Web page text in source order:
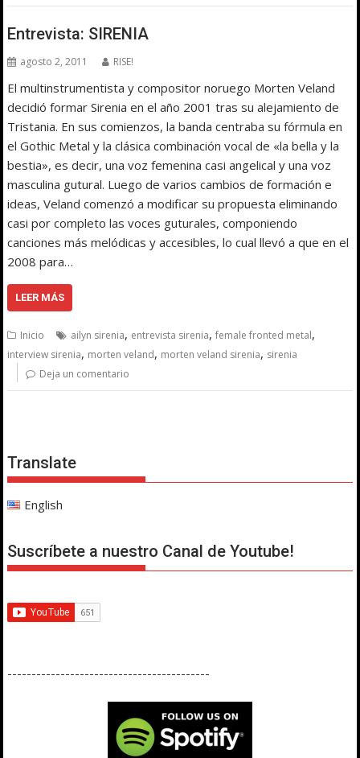
Entrevista: SIRENIA
agosto 2, 2011 RISE!
El multinstrumentista y compositor noruego Morten Veland
decidió formar Sirenia en el año 2001 tras su alejamiento de
Tristania. En sus comienzos, la banda centraba su fórmula en
el Gothic Metal y la clásica combinación vocal de «la bella y la
bestia», es decir, una voz femenina casi angelical y una voz
masculina gutural. Luego de varios cambios de formación e
ideas, Veland comenzó a modificar su propuesta eliminando
casi por completo las voces guturales, componiendo
canciones más melódicas y accesibles, lo cual llevó a que en el
2008 para…
LEER MÁS
Inicio ailyn sirenia, entrevista sirenia,female fronted metal,
interview sirenia, morten veland, morten veland sirenia, sirenia
Deja un comentario
Translate
English
Suscríbete a nuestro Canal de Youtube!
------------------------------------------